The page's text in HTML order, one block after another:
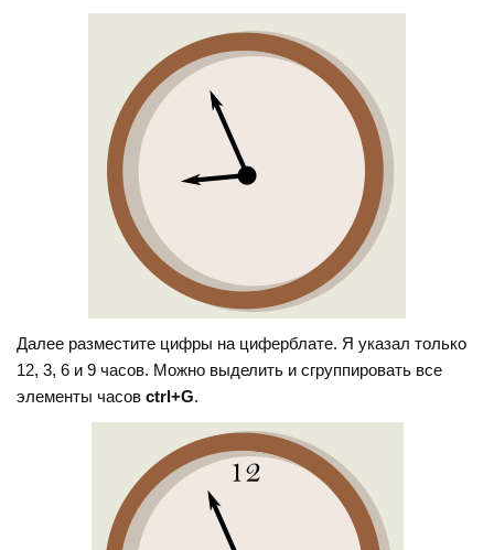
Далее разместите цифры на циферблате. Я указал только
12, 3, 6 и 9 часов. Можно выделить и сгруппировать все
элементы часовctrl+G.